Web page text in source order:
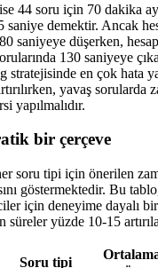
44 soru için 70 dakika
saniye demektir. Ancak
saniyeye düşerken,
130 saniyeye
en çok hata
yavaş sorularda
yapılmalıdır.
bir çerçeve
soru tipi için önerilen
göstermektedir. Bu
için deneyime dayalı
süreler yüzde 10-15
Soru tipi